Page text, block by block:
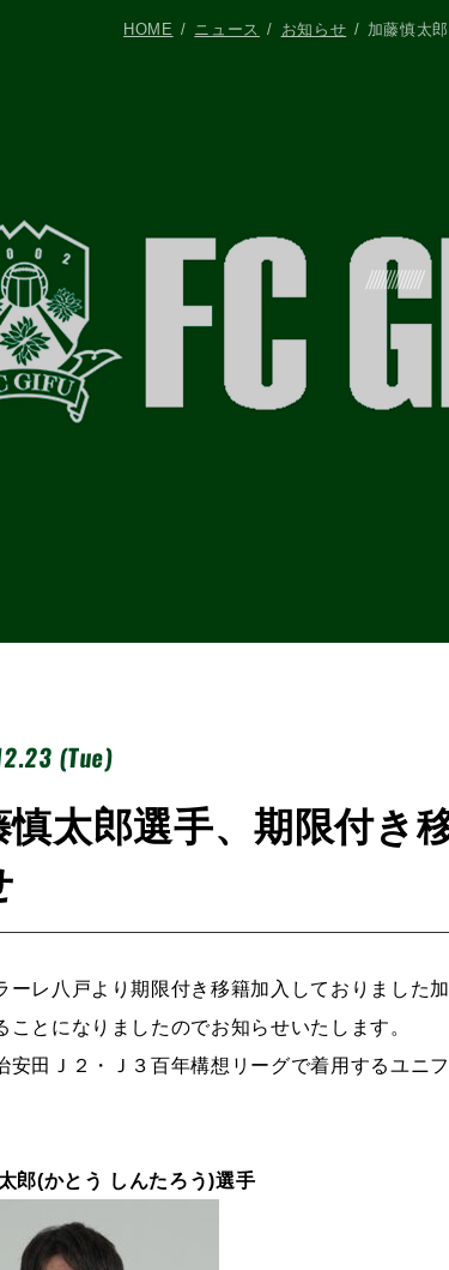
HOME ニュース お知らせ 加藤慎太
(Tue)
慎太郎選手、期限付き
ーレ八戸より期限付き移籍加入しておりました
ことになりましたのでお知らせいたします。
安田Ｊ２・Ｊ３百年構想リーグで着用するユニ
郎(かとう しんたろう)選手